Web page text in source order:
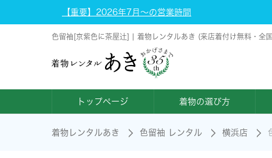
【重要】2026年7月～の営業時間
色留袖[京紫色に茶屋辻] | 着物レンタルあき (来店着付け無料・全
トップページ 着物の選び方
着物レンタルあき 色留袖 レンタル 横浜店